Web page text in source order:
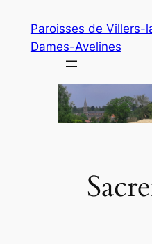
contenu
Paroisses de Villers-
Dames-Avelines